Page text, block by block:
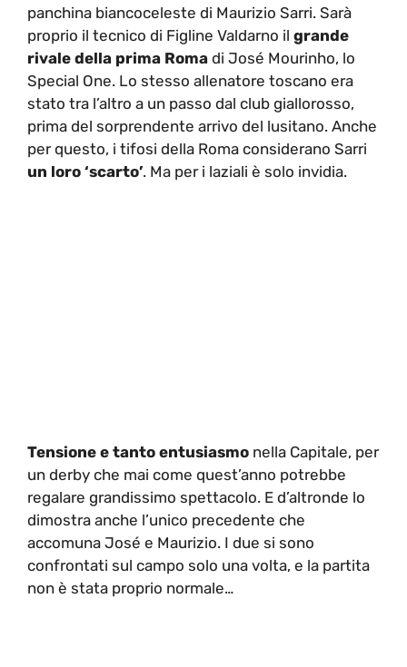
panchina biancoceleste di Maurizio Sarri. Sarà
proprio il tecnico di Figline Valdarno il grande
rivale della prima Roma di José Mourinho, lo
Special One. Lo stesso allenatore toscano era
stato tra l’altro a un passo dal club giallorosso,
prima del sorprendente arrivo del lusitano. Anche
per questo, i tifosi della Roma considerano Sarri
un loro ‘scarto’. Ma per i laziali è solo invidia.
Tensione e tanto entusiasmo nella Capitale, per
un derby che mai come quest’anno potrebbe
regalare grandissimo spettacolo. E d’altronde lo
dimostra anche l’unico precedente che
accomuna José e Maurizio. I due si sono
confrontati sul campo solo una volta, e la partita
non è stata proprio normale…